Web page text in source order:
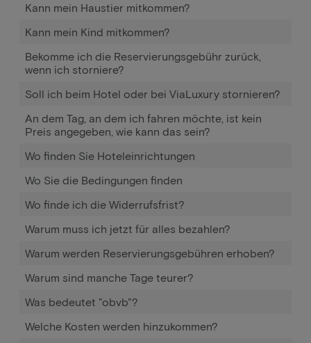
Kann mein Haustier mitkommen?
Kann mein Kind mitkommen?
Bekomme ich die Reservierungsgebühr zurück,
wenn ich storniere?
Soll ich beim Hotel oder bei ViaLuxury stornieren?
An dem Tag, an dem ich fahren möchte, ist kein
Preis angegeben, wie kann das sein?
Wo finden Sie Hoteleinrichtungen
Wo Sie die Bedingungen finden
Wo finde ich die Widerrufsfrist?
Warum muss ich jetzt für alles bezahlen?
Warum werden Reservierungsgebühren erhoben?
Warum sind manche Tage teurer?
Was bedeutet "obvb"?
Welche Kosten werden hinzukommen?